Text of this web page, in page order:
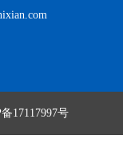
17117997号